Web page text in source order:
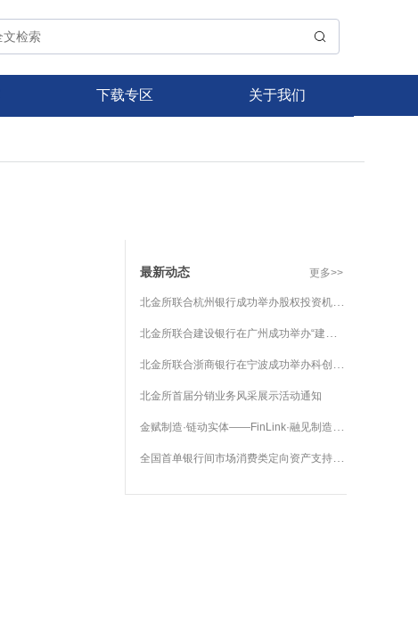
下载专区 关于我们
最新动态 更多>>
北金所首届分销业务风采展示活动通知